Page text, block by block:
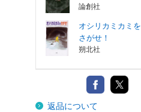
論創社
オシリカミカミを
さがせ！
朔北社
返品について